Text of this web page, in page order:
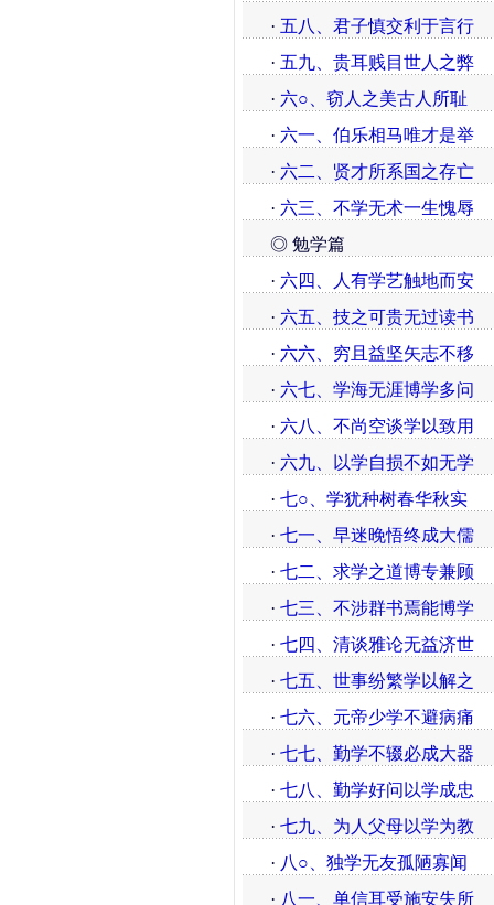
· 五八、君子慎交利于言行
· 五九、贵耳贱目世人之弊
· 六○、窃人之美古人所耻
· 六一、伯乐相马唯才是举
· 六二、贤才所系国之存亡
· 六三、不学无术一生愧辱
◎ 勉学篇
· 六四、人有学艺触地而安
· 六五、技之可贵无过读书
· 六六、穷且益坚矢志不移
· 六七、学海无涯博学多问
· 六八、不尚空谈学以致用
· 六九、以学自损不如无学
· 七○、学犹种树春华秋实
· 七一、早迷晚悟终成大儒
· 七二、求学之道博专兼顾
· 七三、不涉群书焉能博学
· 七四、清谈雅论无益济世
· 七五、世事纷繁学以解之
· 七六、元帝少学不避病痛
· 七七、勤学不辍必成大器
· 七八、勤学好问以学成忠
· 七九、为人父母以学为教
· 八○、独学无友孤陋寡闻
· 八一、单信耳受施安失所